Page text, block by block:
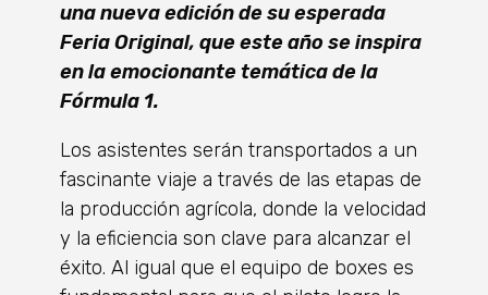
una nueva edición de su esperada
Feria Original, que este año se inspira
en la emocionante temática de la
Fórmula 1.
Los asistentes serán transportados a un
fascinante viaje a través de las etapas de
la producción agrícola, donde la velocidad
y la eficiencia son clave para alcanzar el
éxito. Al igual que el equipo de boxes es